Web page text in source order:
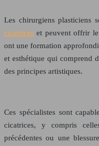
Les chirurgiens plasticiens
cicatrices et peuvent offrir
ont une formation
et esthétique qui comprend
des principes artistiques.
Ces spécialistes sont
cicatrices, y compris
précédentes ou une